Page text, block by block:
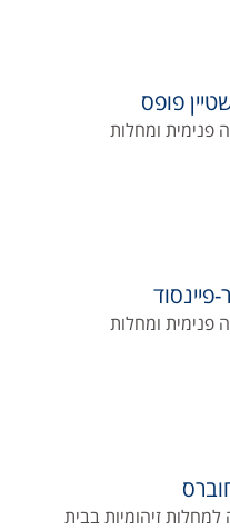
פופס
פנימית ומחלות
פיינסוד
פנימית ומחלות
זיהומיות בבית